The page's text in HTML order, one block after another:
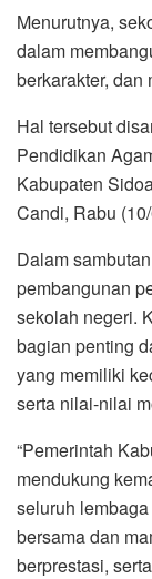
Menurutnya,
dalam
berkarakter, dan
Hal tersebut
Pendidikan
Kabupaten
Candi, Rabu
Dalam
pembangunan
sekolah negeri.
bagian penting
yang memiliki
serta nilai-nilai
“Pemerintah
mendukung
seluruh
bersama dan
berprestasi,